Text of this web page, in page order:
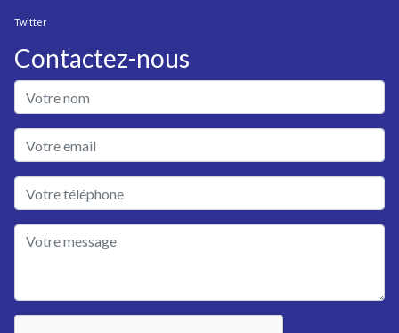
Twitter
Contactez-nous